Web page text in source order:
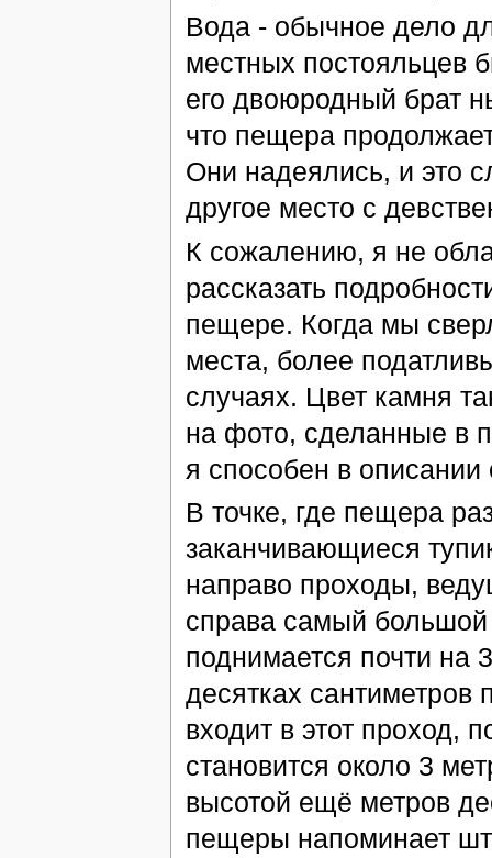
Вода - обычное дело
местных постояльцев
его двоюродный брат
что пещера
Они надеялись, и это
другое место с
К сожалению, я не
рассказать
пещере. Когда мы
места, более
случаях. Цвет камня
на фото, сделанные в
я способен в
В точке, где пещера
заканчивающиеся
направо проходы,
справа самый
поднимается почти на
десятках сантиметров
входит в этот проход,
становится около 3
высотой ещё метров
пещеры напоминает